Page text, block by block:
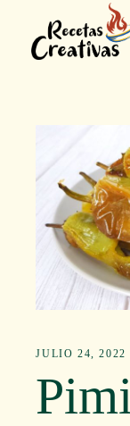
contenido
JULIO 24, 2022